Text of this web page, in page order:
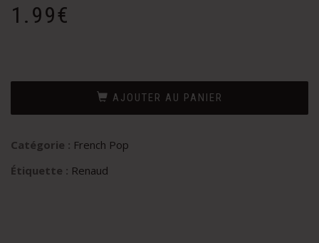
1.99€
AJOUTER AU PANIER
Catégorie : French Pop
Étiquette : Renaud